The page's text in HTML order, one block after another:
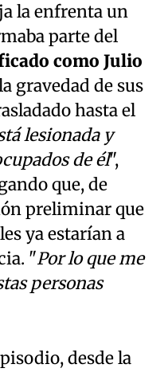
la enfrenta un
parte del
como Julio
gravedad de sus
hasta el
lesionada y
de él",
que, de
preliminar que
ya estarían a
"Por lo que me
personas
desde la